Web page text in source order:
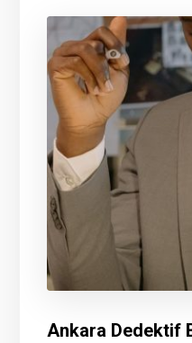
Ankara Dedektif